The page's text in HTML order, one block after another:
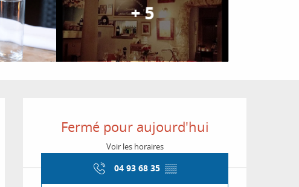
+ 5
Ouverture et
Fermé pour aujourd'hui
Voir les horaires
04 93 68 35 ▒▒